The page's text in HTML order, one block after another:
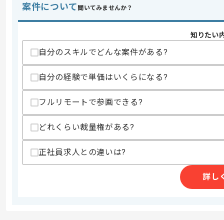
・フロントエンドチームの開発リード経
・中規模チームにおけるフロントエン
歓迎スキル
・技術リーダーとして複数エンジニア
・前述開発環境に準ずる実務経験(3年以
・Gitを用いたチーム開発経験
・コードレビューの経験
上記に似た経験やスキルをお持ちであれば申
案件について 聞いてみませんか？
知りたい
自分のスキルでどんな案件がある?
自分の経験で単価はいくらになる?
フルリモートで参画できる?
どれくらい裁量権がある?
正社員求人との違いは?
詳し